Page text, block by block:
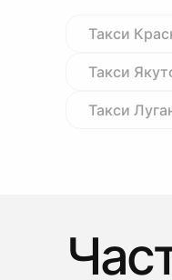
Такси
Такси
Такси